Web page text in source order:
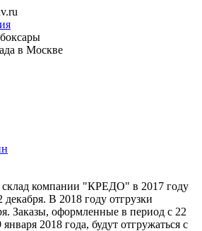
в Москве
компании "КРЕДО" в 2017 году
декабря. В 2018 году отгрузки
Заказы, оформленные в период с 22
2018 года, будут отгружаться с